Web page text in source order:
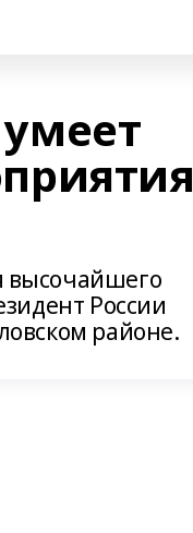
высочайшего
России
районе.